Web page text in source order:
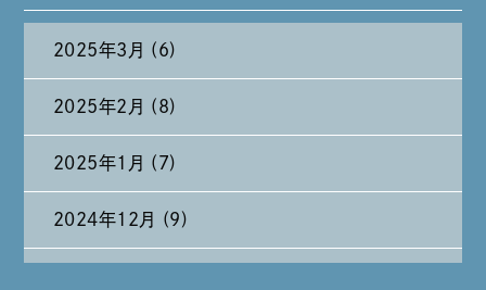
2025年3月 (6)
2025年2月 (8)
2025年1月 (7)
2024年12月 (9)